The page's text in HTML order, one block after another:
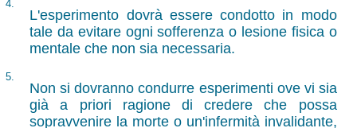
4.
L'esperimento dovrà essere condotto in modo
tale da evitare ogni sofferenza o lesione fisica o
mentale che non sia necessaria.
5.
Non si dovranno condurre esperimenti ove vi sia
già a priori ragione di credere che possa
sopravvenire la morte o un'infermità invalidante,